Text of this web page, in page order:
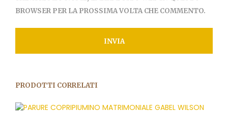
BROWSER PER LA PROSSIMA VOLTA CHE COMMENTO.
PRODOTTI CORRELATI